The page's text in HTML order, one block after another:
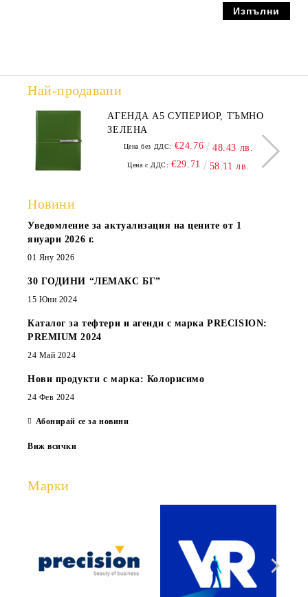
Най-продавани
АГЕНДА А5 СУПЕРИОР, ТЪМНО
ЗЕЛЕНА
Цена без ДДС: €24.76 48.43 лв.
Цена с ДДС: €29.71 58.11 лв.
Новини
Уведомление за актуализация на цените от 1
януари 2026 г.
01 Яну 2026
30 ГОДИНИ “ЛЕМАКС БГ”
15 Юни 2024
Каталог за тефтери и агенди с марка PRECISION:
PREMIUM 2024
24 Май 2024
Нови продукти с марка: Колорисимо
24 Фев 2024
Абонирай се за новини
Виж всички
Марки